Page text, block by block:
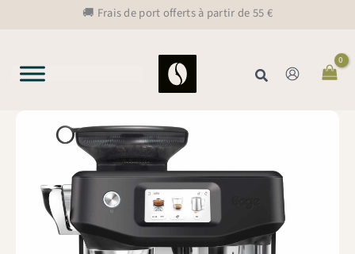
🚚 Frais de port offerts à partir de 55 €
Rechercher